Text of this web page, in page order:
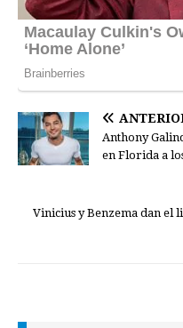
Anthony
en Florida a
Vinicius y Benzema dan el